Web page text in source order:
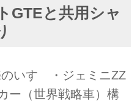
GTEと共用シャ
いすゞ・ジェミニZZ
ー（世界戦略車）構